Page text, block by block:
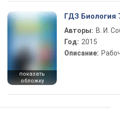
показать
обложку
ГДЗ Биология
Авторы: В. И.
Год: 2015
Описание: